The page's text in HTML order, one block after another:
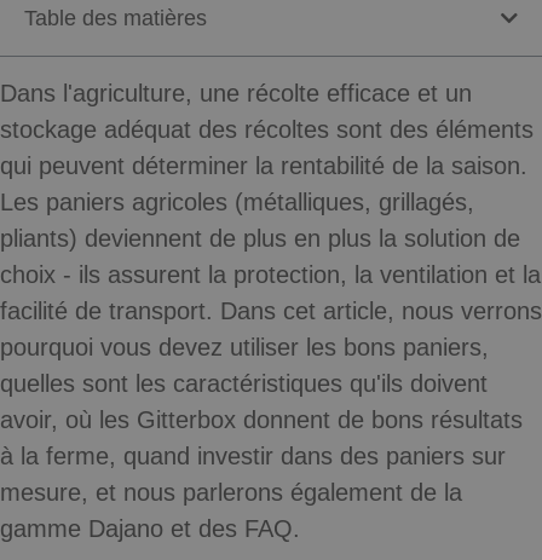
Table des matières
Dans l'agriculture, une récolte efficace et un
stockage adéquat des récoltes sont des éléments
qui peuvent déterminer la rentabilité de la saison.
Les paniers agricoles (métalliques, grillagés,
pliants) deviennent de plus en plus la solution de
choix - ils assurent la protection, la ventilation et la
facilité de transport. Dans cet article, nous verrons
pourquoi vous devez utiliser les bons paniers,
quelles sont les caractéristiques qu'ils doivent
avoir, où les Gitterbox donnent de bons résultats
à la ferme, quand investir dans des paniers sur
mesure, et nous parlerons également de la
gamme Dajano et des FAQ.